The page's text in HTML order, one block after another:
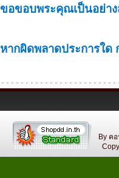
ขอขอบพระคุณเป็นอย่าง
หากผิดพลาดประการใ
By ค